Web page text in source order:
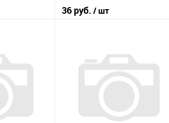
К сравнению
В наличии
36 руб. / шт
Купить в 1 клик
К сравнению
В избранное
В наличии